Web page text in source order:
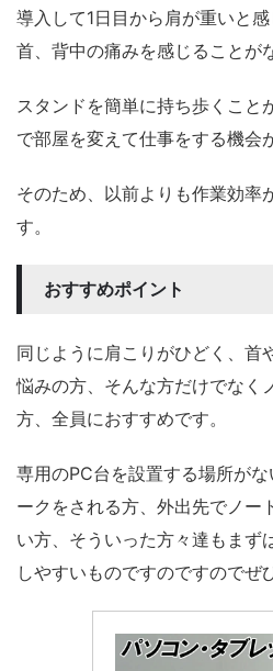
導入して1日目から肩が重いと
首、背中の痛みを感じることが
スタンドを簡単に持ち歩くこと
で部屋を変えて仕事をする機会
そのため、以前よりも作業効率
す。
おすすめポイント
同じように肩こりがひどく、首
悩みの方、そんな方だけでなく
方、全員におすすめです。
専用のPC台を設置する場所が
ークをされる方、外出先でノー
い方、そういった方々達もまず
しやすいものですのですのでぜ